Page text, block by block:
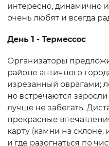
интересно, динамично
очень любят и всегда
День 1 - Термессос
Организаторы
районе античного
изрезанный оврагами;
но встречаются
лучше не забегать.
прекрасные
карту (камни на
и где разогнаться по